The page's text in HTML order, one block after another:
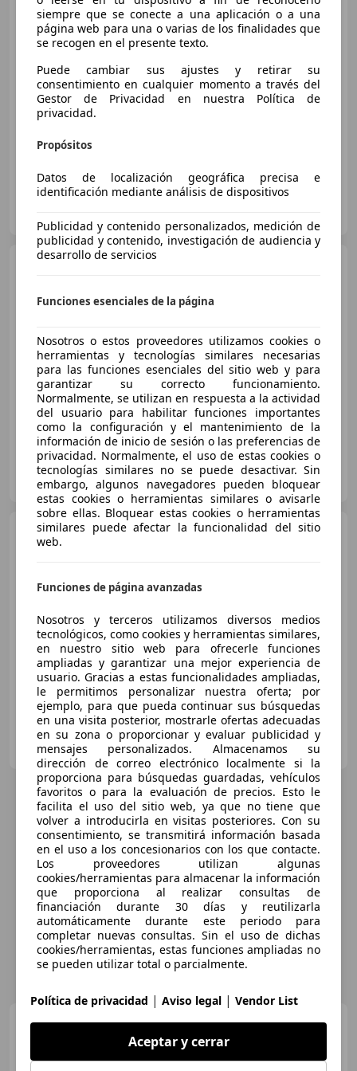
110kW
€ 17.990
Súper oferta
FLEXICAR ALICANTE.
€ 4.000
Buenprecio
09/2007 347.000 km Gasolina 154 kW (209 CV)
Particular
ES-30800 Lorca
Audi A61.8 TFSI S line edition
Súper oferta
05/2018 67.000 km Gasolina 140 kW (190 CV)
FLEXICAR ALICANTE.
ES-03007 ALICANTE
Audi A6Avant 3.0BiTDI Black
line ed. Q. Tip. 235kW
siempre que se conecte a una aplicación o a una
página web para una o varias de los finalidades que
se recogen en el presente texto.
Puede cambiar sus ajustes y retirar su
consentimiento en cualquier momento a través del
Gestor de Privacidad en nuestra Política de
privacidad.
Propósitos
Datos de localización geográfica precisa e
identificación mediante análisis de dispositivos
Publicidad y contenido personalizados, medición de
publicidad y contenido, investigación de audiencia y
desarrollo de servicios
Funciones esenciales de la página
Nosotros o estos proveedores utilizamos cookies o
herramientas y tecnologías similares necesarias
para las funciones esenciales del sitio web y para
garantizar su correcto funcionamiento.
Normalmente, se utilizan en respuesta a la actividad
del usuario para habilitar funciones importantes
como la configuración y el mantenimiento de la
información de inicio de sesión o las preferencias de
privacidad. Normalmente, el uso de estas cookies o
tecnologías similares no se puede desactivar. Sin
embargo, algunos navegadores pueden bloquear
estas cookies o herramientas similares o avisarle
sobre ellas. Bloquear estas cookies o herramientas
similares puede afectar la funcionalidad del sitio
web.
Funciones de página avanzadas
Nosotros y terceros utilizamos diversos medios
tecnológicos, como cookies y herramientas similares,
en nuestro sitio web para ofrecerle funciones
ampliadas y garantizar una mejor experiencia de
usuario. Gracias a estas funcionalidades ampliadas,
le permitimos personalizar nuestra oferta; por
ejemplo, para que pueda continuar sus búsquedas
en una visita posterior, mostrarle ofertas adecuadas
en su zona o proporcionar y evaluar publicidad y
mensajes personalizados. Almacenamos su
dirección de correo electrónico localmente si la
proporciona para búsquedas guardadas, vehículos
favoritos o para la evaluación de precios. Esto le
facilita el uso del sitio web, ya que no tiene que
volver a introducirla en visitas posteriores. Con su
consentimiento, se transmitirá información basada
en el uso a los concesionarios con los que contacte.
Los proveedores utilizan algunas
cookies/herramientas para almacenar la información
que proporciona al realizar consultas de
financiación durante 30 días y reutilizarla
automáticamente durante este periodo para
completar nuevas consultas. Sin el uso de dichas
cookies/herramientas, estas funciones ampliadas no
se pueden utilizar total o parcialmente.
Política de privacidad | Aviso legal | Vendor List
Aceptar y cerrar